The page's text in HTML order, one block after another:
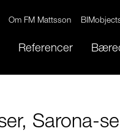
Om FM Mattsson
Referencer
Sarona-